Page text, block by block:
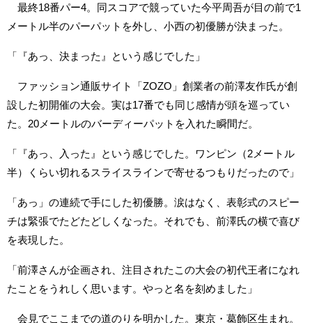
最終18番パー4。同スコアで競っていた今平周吾が目の前で1
メートル半のパーパットを外し、小西の初優勝が決まった。
「『あっ、決まった』という感じでした」
ファッション通販サイト「ZOZO」創業者の前澤友作氏が創
設した初開催の大会。実は17番でも同じ感情が頭を巡ってい
た。20メートルのバーディーパットを入れた瞬間だ。
「『あっ、入った』という感じでした。ワンピン（2メートル
半）くらい切れるスライスラインで寄せるつもりだったので」
「あっ」の連続で手にした初優勝。涙はなく、表彰式のスピー
チは緊張でたどたどしくなった。それでも、前澤氏の横で喜び
を表現した。
「前澤さんが企画され、注目されたこの大会の初代王者になれ
たことをうれしく思います。やっと名を刻めました」
会見でここまでの道のりを明かした。東京・葛飾区生まれ。